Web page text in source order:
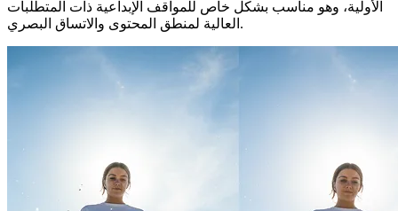
الأولية، وهو مناسب بشكل خاص للمواقف الإبداعية ذات المتطلبات
العالية لمنطق المحتوى والاتساق البصري.